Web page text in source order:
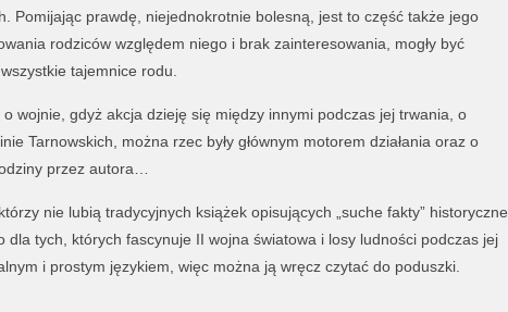
Pomijając prawdę, niejednokrotnie bolesną, jest to część także jego
rodziców względem niego i brak zainteresowania, mogły być
tajemnice rodu.
wojnie, gdyż akcja dzieję się między innymi podczas jej trwania, o
Tarnowskich, można rzec były głównym motorem działania oraz o
przez autora…
nie lubią tradycyjnych książek opisujących „suche fakty” historyczne.
dla tych, których fascynuje II wojna światowa i losy ludności podczas jej
i prostym językiem, więc można ją wręcz czytać do poduszki.